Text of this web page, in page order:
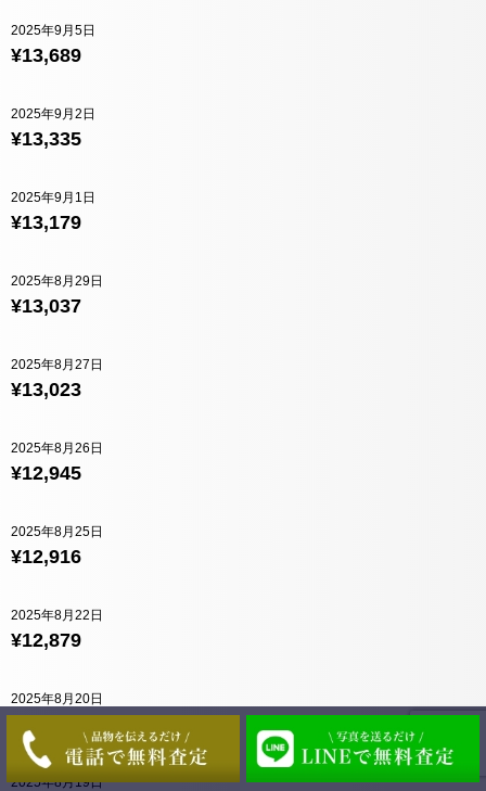
¥13,689
2025年9月5日
¥13,335
2025年9月2日
¥13,179
2025年9月1日
¥13,037
2025年8月29日
¥13,023
2025年8月27日
¥12,945
2025年8月26日
¥12,916
2025年8月25日
¥12,879
2025年8月22日
2025年8月20日
2025年8月19日